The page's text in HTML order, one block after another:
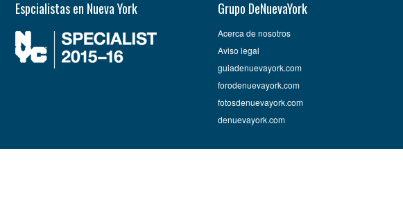
Espcialistas en Nueva York Grupo DeNuevaYork
Acerca de nosotros
Aviso legal
guiadenuevayork.com
forodenuevayork.com
fotosdenuevayork.com
denuevayork.com